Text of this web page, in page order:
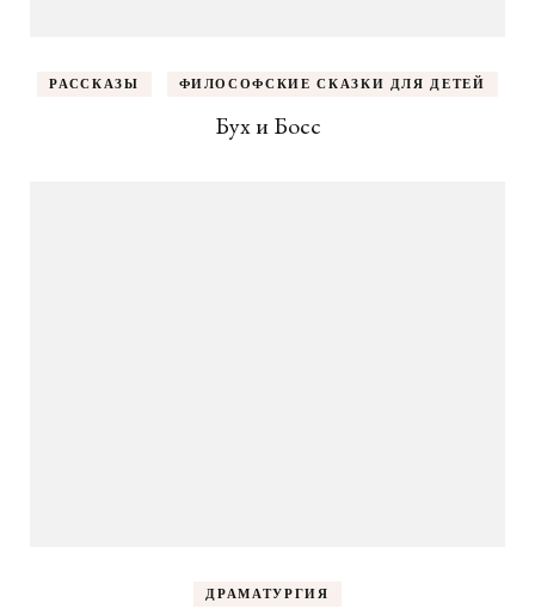
РАССКАЗЫ ФИЛОСОФСКИЕ СКАЗКИ ДЛЯ ДЕТЕЙ
Бух и Босс
ДРАМАТУРГИЯ